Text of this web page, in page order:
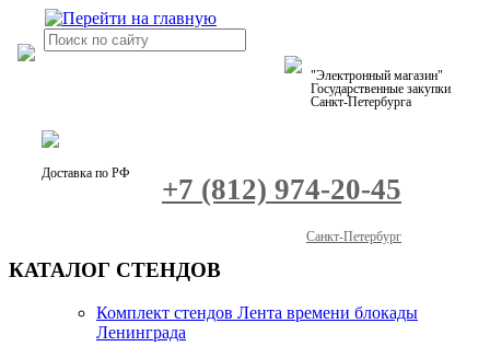
"Электронный магазин"
Государственные закупки
Санкт-Петербурга
Доставка по РФ +7 (812) 974-20-45
Санкт-Петербург
КАТАЛОГ СТЕНДОВ
Комплект стендов Лента времени блокады
Ленинграда